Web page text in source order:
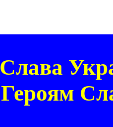
Слава
Героям